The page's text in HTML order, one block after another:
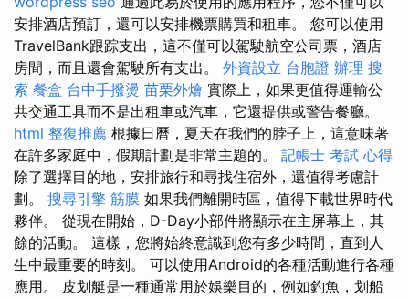
安排酒店預訂，還可以安排機票購買和租車。 您可以使用
TravelBank跟踪支出，這不僅可以駕駛航空公司票，酒店
房間，而且還會駕駛所有支出。 外資設立 台胞證 辦理 搜
索 餐盒 台中手撥燙 苗栗外燴 實際上，如果更值得運輸公
共交通工具而不是出租車或汽車，它還提供或警告餐廳。
html 整復推薦 根據日曆，夏天在我們的脖子上，這意味著
在許多家庭中，假期計劃是非常主題的。 記帳士 考試 心得
除了選擇目的地，安排旅行和尋找住宿外，還值得考慮計
劃。 搜尋引擎 筋膜 如果我們離開時區，值得下載世界時代
夥伴。 從現在開始，D-Day小部件將顯示在主屏幕上，其
餘的活動。 這樣，您將始終意識到您有多少時間，直到人
生中最重要的時刻。 可以使用Android的各種活動進行各種
應用。 皮划艇是一種通常用於娛樂目的，例如釣魚，划船